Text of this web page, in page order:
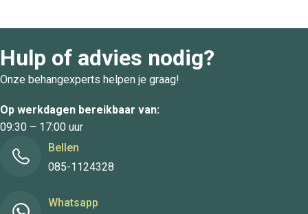
Hulp of advies nodig?
Onze behangexperts helpen je graag!
Op werkdagen bereikbaar van:
09:30 – 17:00 uur
Bellen
085-1124328
Whatsapp